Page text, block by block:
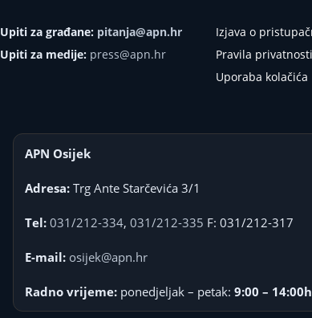
Upiti za građane: pitanja@apn.hr
Upiti za medije: press@apn.hr
Izjava o
Pravila privatnosti
Uporaba kolačića
APN Osijek
Adresa: Trg Ante Starčevića 3/1
Tel: 031/212-334,031/212-335 F: 031/212-317
E-mail: osijek@apn.hr
Radno vrijeme: ponedjeljak – petak:9:00 – 14:00h